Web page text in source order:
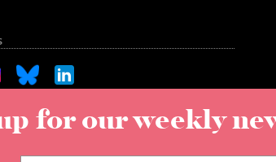
Sign up for our weekly newsletter
for our weekly